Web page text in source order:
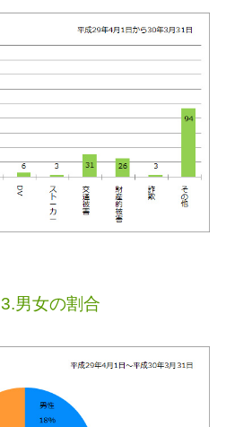
3.男女の割合